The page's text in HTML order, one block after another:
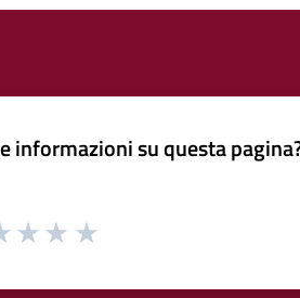
informazioni su questa